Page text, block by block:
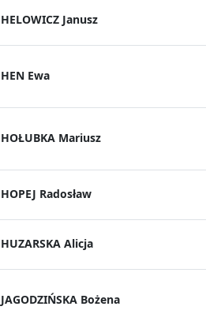
HELOWICZ Janusz
HEN Ewa
HOŁUBKA Mariusz
HOPEJ Radosław
HUZARSKA Alicja
JAGODZIŃSKA Bożena